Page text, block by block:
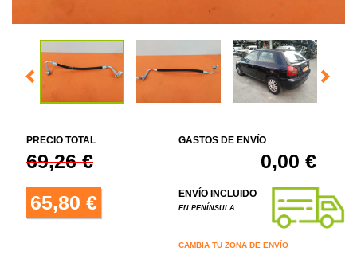
PRECIO TOTAL
69,26 €
65,80 €
GASTOS DE ENVÍO
0,00 €
ENVÍO INCLUIDO
EN PENÍNSULA
CAMBIA TU ZONA DE ENVÍO